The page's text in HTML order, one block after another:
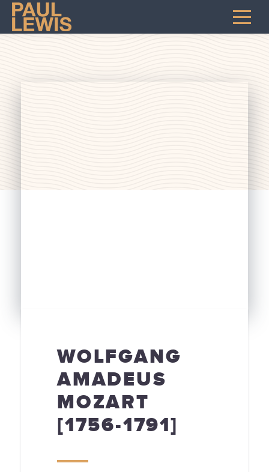
WOLFGANG
AMADEUS
MOZART
[1756-1791]